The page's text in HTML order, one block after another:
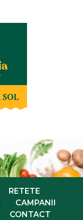
RETETE
CAMPANII
CONTACT